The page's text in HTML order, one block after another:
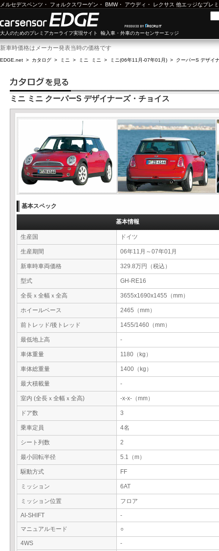
メルセデスベンツ ・ フォルクスワーゲン ・ BMW・ アウディ ・ レクサス 他エッジなプレ
大人のためのプレミアカーライフ実現サイト 輸入車・外車のカーセンサーエッジ
新車時価格はメーカー発表当時の価格です
EDGE.net > カタログ > ミニ > ミニ ミニ > ミニ(06年11月-07年01月) > クーパーS デザイ
ミニ ミニ クーパーS デザイナーズ・チョイス
基本スペック
基本情報
生産国 ドイツ
生産期間 06年11月～07年01月
新車時車両価格 329.8万円（税込）
型式 GH-RE16
全長ｘ全幅ｘ全高 3655x1690x1455（mm）
ホイールベース 2465（mm）
前トレッド/後トレッド 1455/1460（mm）
最低地上高 -
車体重量 1180（kg）
車体総重量 1400（kg）
最大積載量 -
室内 (全長ｘ全幅ｘ全高) -x-x-（mm）
ドア数 3
乗車定員 4名
シート列数 2
最小回転半径 5.1（m）
駆動方式 FF
ミッション 6AT
ミッション位置 フロア
AI-SHIFT
-
マニュアルモード
○
4WS
-